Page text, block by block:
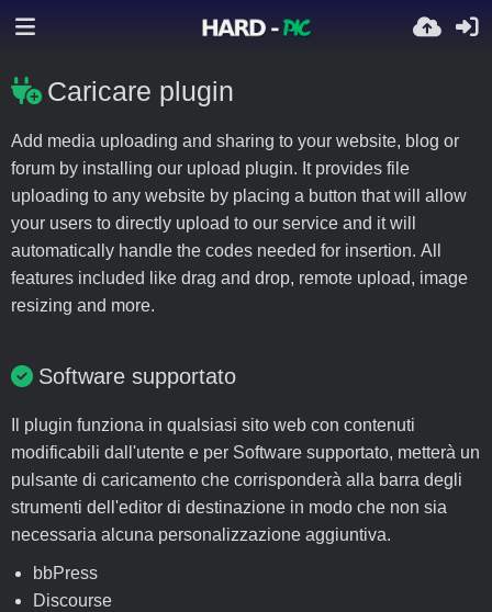
Caricare plugin
Add media uploading and sharing to your website, blog or
forum by installing our upload plugin. It provides file
uploading to any website by placing a button that will allow
your users to directly upload to our service and it will
automatically handle the codes needed for insertion. All
features included like drag and drop, remote upload, image
resizing and more.
Software supportato
Il plugin funziona in qualsiasi sito web con contenuti
modificabili dall'utente e per Software supportato, metterà un
pulsante di caricamento che corrisponderà alla barra degli
strumenti dell'editor di destinazione in modo che non sia
necessaria alcuna personalizzazione aggiuntiva.
bbPress
Discourse